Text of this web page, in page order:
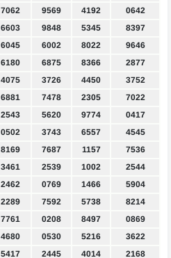
7062 9569 4192
0642
6603 9848 5345
8397
6045 6002 8022
9646
6180 6875 8366
2877
4075 3726 4450
3752
6881 7478 2305
7022
2543 5620 9774
0417
0502 3743 6557
4545
8169 7687 1157
7536
3461 2539 1002
2544
2462 0769 1466
5904
2289 7592 5738
8214
7761 0208 8497
0869
4680 0530 5216
3622
5417 2445 4014 2168